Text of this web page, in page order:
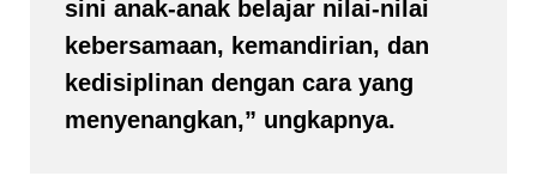
sini anak-anak belajar nilai-nilai
kebersamaan, kemandirian, dan
kedisiplinan dengan cara yang
menyenangkan,” ungkapnya.